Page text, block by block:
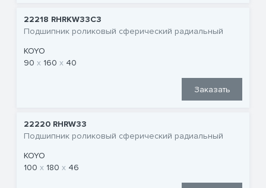
22218 RHRKW33C3
Подшипник роликовый сферический радиальный
KOYO
90
160 40
Заказать
22220 RHRW33
Подшипник роликовый сферический радиальный
KOYO
100
180 46